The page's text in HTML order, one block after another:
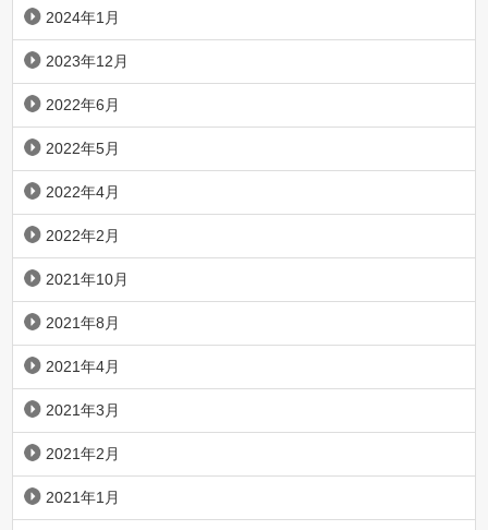
2024年1月
2023年12月
2022年6月
2022年5月
2022年4月
2022年2月
2021年10月
2021年8月
2021年4月
2021年3月
2021年2月
2021年1月